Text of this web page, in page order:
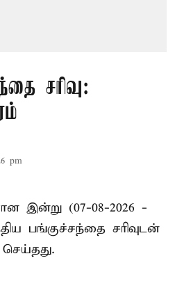
சரிவு:
pm
இன்று (07-08-2026 -
பங்குச்சந்தை சரிவுடன்